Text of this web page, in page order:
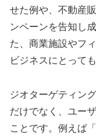
せた例や、不動産
ンペーンを告知し
た、商業施設やフ
ビジネスにとって
ジオターゲティン
だけでなく、ユー
ことです。例えば